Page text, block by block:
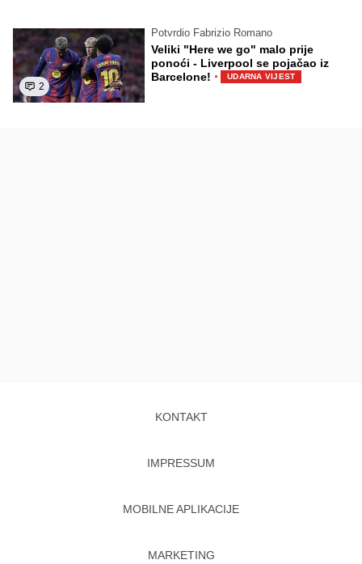
2
Potvrdio Fabrizio Romano
Veliki "Here we go" malo prije
ponoći - Liverpool se pojačao iz
Barcelone! · UDARNA VIJEST
KONTAKT
IMPRESSUM
MOBILNE APLIKACIJE
MARKETING